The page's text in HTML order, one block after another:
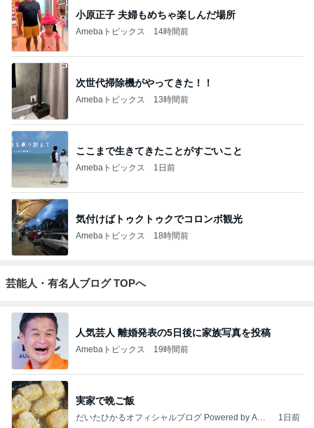
小原正子 夫婦もめちゃ楽しんだ場所
Amebaトピックス 14時間前
次世代掃除機がやってきた！！
Amebaトピックス 13時間前
ここまで生きてきたことがすごいこと
Amebaトピックス 1日前
気付けばトゥクトゥクでコロンボ観光
Amebaトピックス 18時間前
芸能人・有名人ブログ TOPへ
人気芸人 離婚発表の5日後に家族写真を投稿
Amebaトピックス 19時間前
実家で晩ご飯
だいたひかるオフィシャルブログ Powered by Ame
1日前